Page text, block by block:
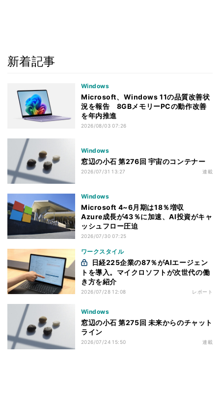
新着記事
Windows
Microsoft、Windows 11の品質改善状
況を報告 8GBメモリーPCの動作改善
を年内推進
2026/08/03 07:26
Windows
窓辺の小石 第276回 宇宙のコンテナー
2026/07/31 13:27 連載
Windows
Microsoft 4~6月期は18％増収
Azure成長が43％に加速、AI投資がキャ
ッシュフロー圧迫
2026/07/30 07:25
ワークスタイル
トを導入。マイクロソフトが次世代の働
き方を紹介
2026/07/28 12:08 レポート
Windows
窓辺の小石 第275回 未来からのチャット
ライン
2026/07/24 15:50 連載